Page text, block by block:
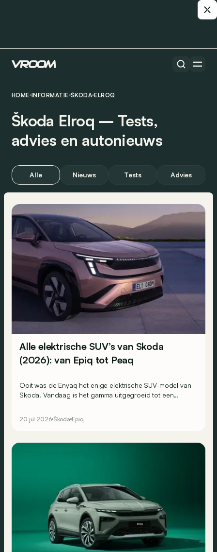
HOME INFORMATIE ŠKODA ELROQ
Škoda Elroq ― Tests,
advies en autonieuws
Alle Nieuws Tests Advies
Alle elektrische SUV’s van Skoda
(2026): van Epiq tot Peaq
Ooit was de Enyaq het enige elektrische SUV-model van
Skoda. Vandaag is het gamma uitgegroeid tot een
20 jul 2026 Škoda Epiq